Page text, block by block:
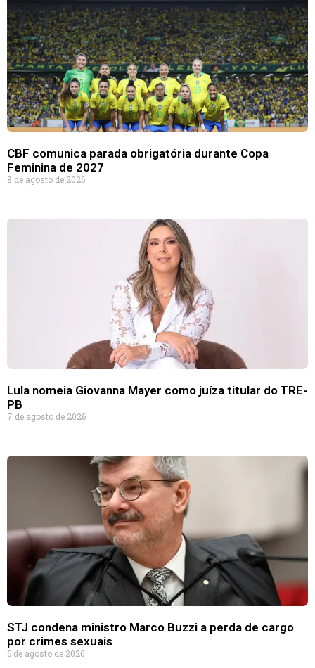
CBF comunica parada obrigatória durante Copa
Feminina de 2027
8 de agosto de 2026
Lula nomeia Giovanna Mayer como juíza titular do TRE-
PB
7 de agosto de 2026
STJ condena ministro Marco Buzzi a perda de cargo
por crimes sexuais
6 de agosto de 2026